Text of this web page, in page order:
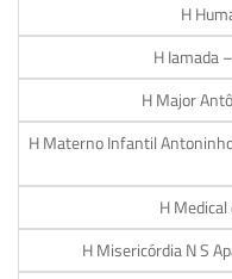
H
H Iamada
H Major
H Materno Infantil
H
H Misericórdia N S